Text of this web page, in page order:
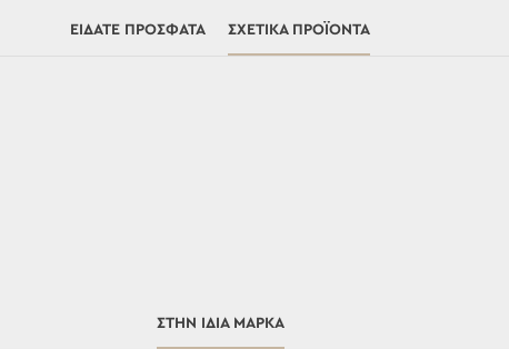
ΕΊΔΑΤΕ ΠΡΌΣΦΑΤΑ ΣΧΕΤΙΚΆ ΠΡΟΪΌΝΤΑ
ΣΤΗΝ ΊΔΙΑ ΜΆΡΚΑ